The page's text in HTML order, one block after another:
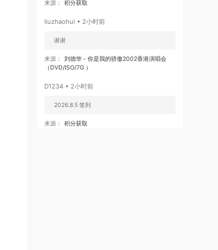
来源： 积分获取
liuzhaohui • 2小时前
谢谢
来源：
刘德华 - 你是我的骄傲2002香港演唱会
（DVD/ISO/7G ）
D1234 • 2小时前
2026.8.5 签到
来源： 积分获取